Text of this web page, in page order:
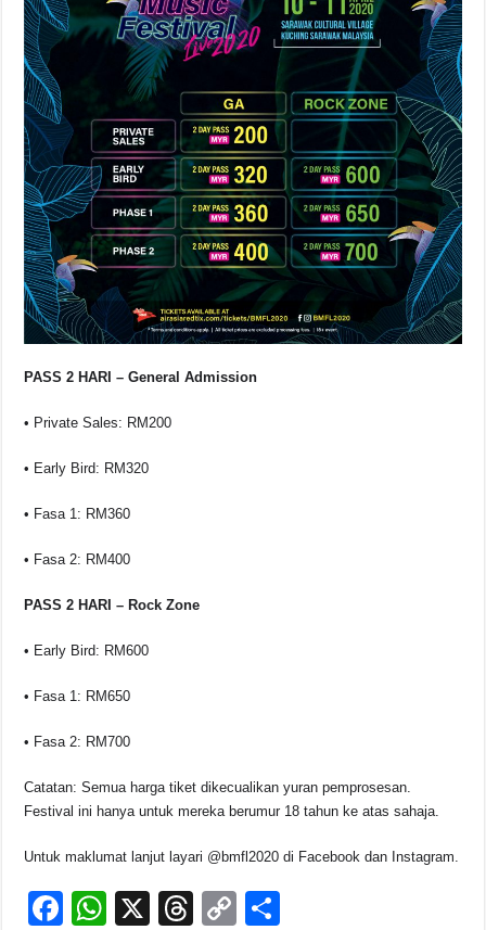
PASS 2 HARI – General Admission
• Private Sales: RM200
• Early Bird: RM320
• Fasa 1: RM360
• Fasa 2: RM400
PASS 2 HARI – Rock Zone
• Early Bird: RM600
• Fasa 1: RM650
• Fasa 2: RM700
Catatan: Semua harga tiket dikecualikan yuran pemprosesan.
Festival ini hanya untuk mereka berumur 18 tahun ke atas sahaja.
Untuk maklumat lanjut layari @bmfl2020 di Facebook dan Instagram.
F
W
X
T
C